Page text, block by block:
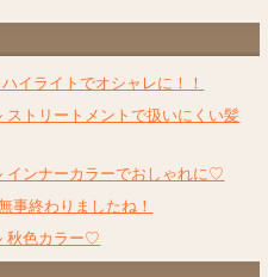
イライトでオシャレに！！
トリートメントで扱いにくい髪
インナーカラーでおしゃれに♡
事終わりましたね！
秋色カラー♡